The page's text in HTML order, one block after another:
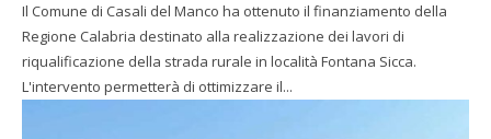
Il Comune di Casali del Manco ha ottenuto il finanziamento della
Regione Calabria destinato alla realizzazione dei lavori di
riqualificazione della strada rurale in località Fontana Sicca.
L'intervento permetterà di ottimizzare il...